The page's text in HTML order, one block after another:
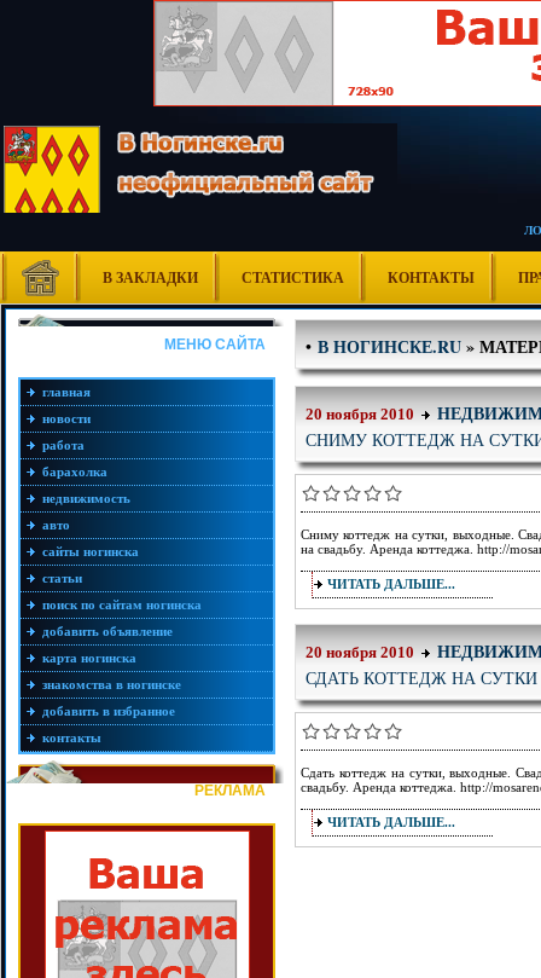
В ЗАКЛАДКИ СТАТИСТИКА КОНТАКТЫ
МЕНЮ САЙТА
главная
новости
работа
барахолка
недвижимость
авто
сайты ногинска
статьи
поиск по сайтам ногинска
добавить объявление
карта ногинска
знакомства в ногинске
добавить в избранное
контакты
РЕКЛАМА
•В НОГИНСКЕ.RU»
20 ноября 2010
СНИМУ КОТТЕДЖ НА
Сниму коттедж на сутки, выходные.
на свадьбу. Аренда коттеджа. http://
ЧИТАТЬ ДАЛЬШЕ...
20 ноября 2010
СДАТЬ КОТТЕДЖ НА СУТКИ
Сдать коттедж на сутки, выходные.
свадьбу. Аренда коттеджа. http://
ЧИТАТЬ ДАЛЬШЕ...